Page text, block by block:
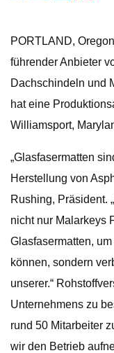
PORTLAND,
führender Anbieter
Dachschindeln und
hat eine
Williamsport,
„Glasfasermatten
Herstellung von
Rushing, Präsident.
nicht nur Malarkeys
Glasfasermatten,
können, sondern
unserer.“
Unternehmens zu
rund 50 Mitarbeiter
wir den Betrieb